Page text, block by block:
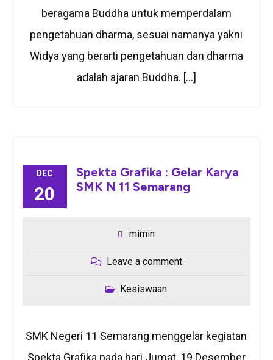
beragama Buddha untuk memperdalam
pengetahuan dharma, sesuai namanya yakni
Widya yang berarti pengetahuan dan dharma
adalah ajaran Buddha. […]
DEC
20
Spekta Grafika : Gelar Karya
SMK N 11 Semarang
mimin
Leave a comment
Kesiswaan
SMK Negeri 11 Semarang menggelar kegiatan
Spekta Grafika pada hari Jumat, 19 Desember